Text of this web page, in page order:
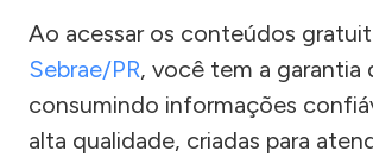
Ao acessar os conteúdos
Sebrae/PR, você tem a garantia
consumindo informações
alta qualidade, criadas para